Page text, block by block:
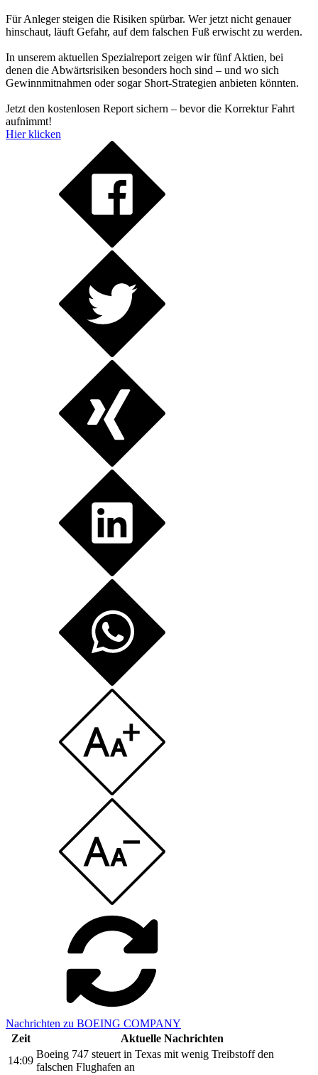
Für Anleger steigen die Risiken spürbar. Wer jetzt nicht genauer
hinschaut, läuft Gefahr, auf dem falschen Fuß erwischt zu werden.
In unserem aktuellen Spezialreport zeigen wir fünf Aktien, bei
denen die Abwärtsrisiken besonders hoch sind – und wo sich
Gewinnmitnahmen oder sogar Short-Strategien anbieten könnten.
Jetzt den kostenlosen Report sichern – bevor die Korrektur Fahrt
aufnimmt!
Hier klicken
Nachrichten zu BOEING COMPANY
Zeit
Aktuelle Nachrichten
14:09
Boeing 747 steuert in Texas mit wenig Treibstoff den
falschen Flughafen an